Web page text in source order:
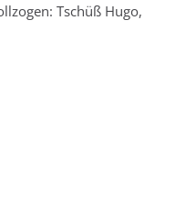
Tschüß Hugo,